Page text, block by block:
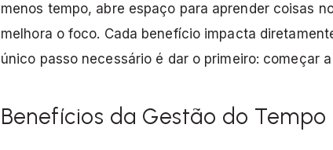
menos tempo, abre espaço para aprender coisas
melhora o foco. Cada benefício impacta
único passo necessário é dar o primeiro: começar
Benefícios da Gestão do Tempo